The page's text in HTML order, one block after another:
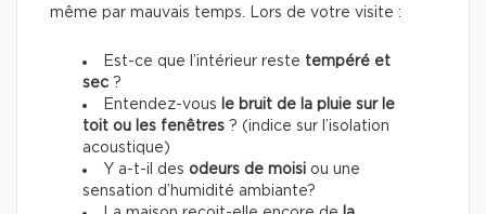
même par mauvais temps. Lors de votre visite :
Est-ce que l’intérieur reste tempéré et
sec ?
Entendez-vous
le bruit de la pluie sur le
toit ou les fenêtres ? (indice sur l’isolation
acoustique)
Y a-t-il des odeurs de moisi ou une
sensation d’humidité ambiante?